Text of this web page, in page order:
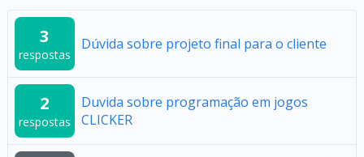
3
respostas
Dúvida sobre projeto final para o cliente
2
respostas
Duvida sobre programação em jogos
CLICKER